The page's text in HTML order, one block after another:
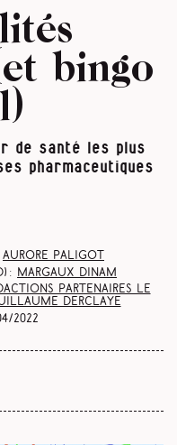
bingo
de santé les plus
pharmaceutiques
Aurore Paligot
:
Margaux Dinam
partenaires Le
Derclaye
2022